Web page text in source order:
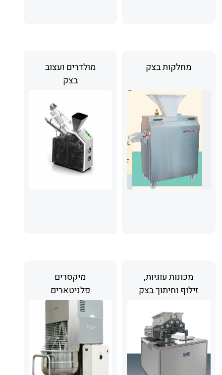
מחלקות בצק
מולדרים ועצוב
בצק
מכונות עוגיות,
זילוף וחיתוך בצק
מיקסרים
פלניטארים